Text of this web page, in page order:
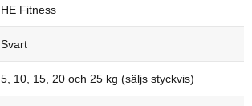
HE Fitness
Svart
5, 10, 15, 20 och 25 kg (säljs styckvis)